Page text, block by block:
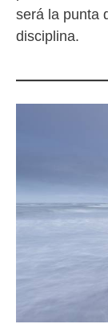
será la punta
disciplina.